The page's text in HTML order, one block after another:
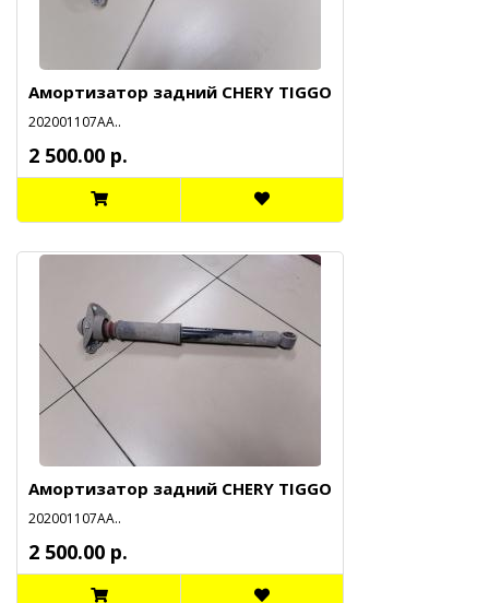
Амортизатор задний CHERY TIGGO
202001107АА..
2 500.00 р.
Амортизатор задний CHERY TIGGO
202001107АА..
2 500.00 р.